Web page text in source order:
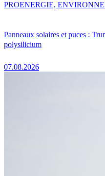
Panneaux solaires et puces :
polysilicium
07.08.2026
PROENERGIE,